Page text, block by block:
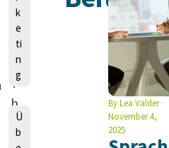
n
T
h
o
m
k
e
ti
n
g
Ü
b
ByLea Valder
November 4,
2025